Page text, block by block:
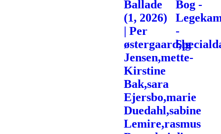
Ballade
(1, 2026)
| Per
østergaard,lg
Jensen,mette-
Kirstine
Bak,sara
Ejersbo,marie
Duedahl,sabine
Lemire,rasmus
Bog -
-